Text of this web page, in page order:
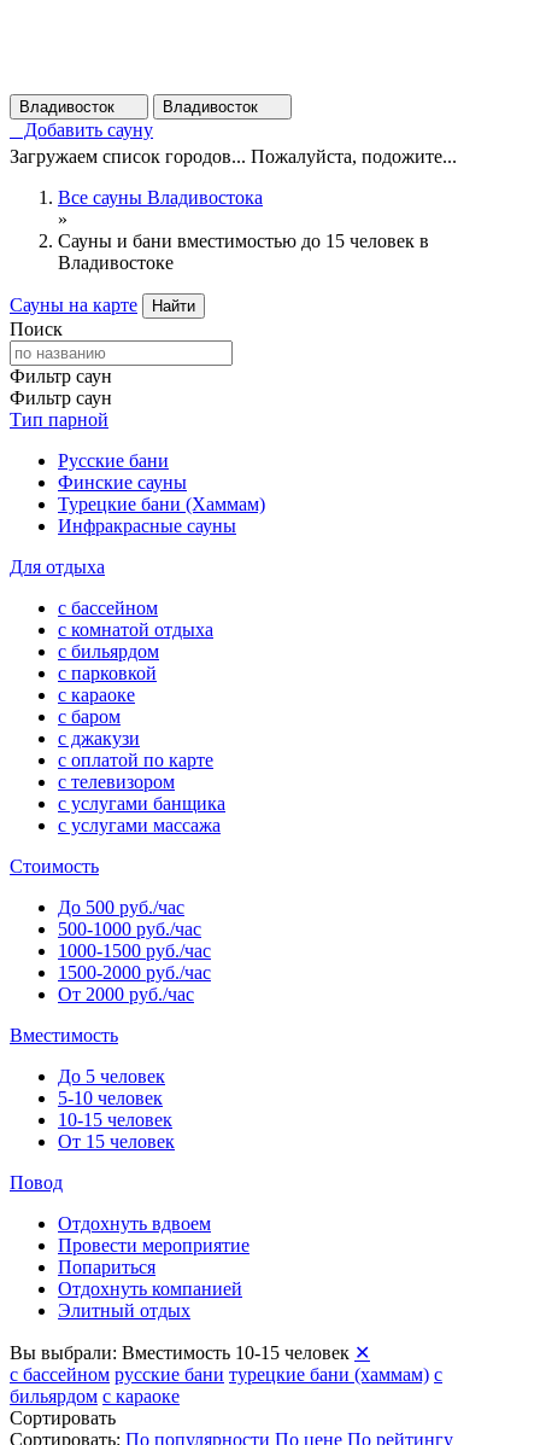
Владивосток Владивосток
Добавить сауну
Загружаем список городов... Пожалуйста, подожите...
Все сауны Владивостока
»
Сауны и бани вместимостью до 15 человек в
Владивостоке
Сауны на карте Найти
Поиск
Фильтр саун
Фильтр саун
Тип парной
Русские бани
Финские сауны
Турецкие бани (Хаммам)
Инфракрасные сауны
Для отдыха
с бассейном
с комнатой отдыха
с бильярдом
с парковкой
с караоке
с баром
с джакузи
с оплатой по карте
с телевизором
с услугами банщика
с услугами массажа
Стоимость
До 500 руб./час
500-1000 руб./час
1000-1500 руб./час
1500-2000 руб./час
От 2000 руб./час
Вместимость
До 5 человек
5-10 человек
10-15 человек
От 15 человек
Повод
Отдохнуть вдвоем
Провести мероприятие
Попариться
Отдохнуть компанией
Элитный отдых
Вы выбрали: Вместимость 10-15 человек ✕
с бассейном русские бани турецкие бани (хаммам) с
бильярдом с караоке
Сортировать
Сортировать: По популярности По цене По рейтингу